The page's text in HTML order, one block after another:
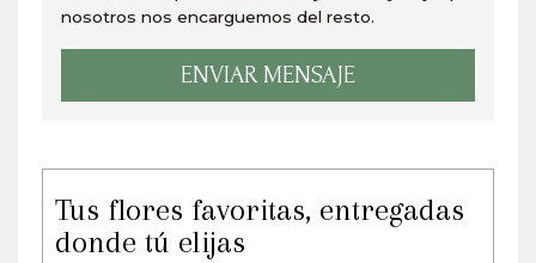
nosotros nos encarguemos del resto.
ENVIAR MENSAJE
Tus flores favoritas, entregadas
donde tú elijas